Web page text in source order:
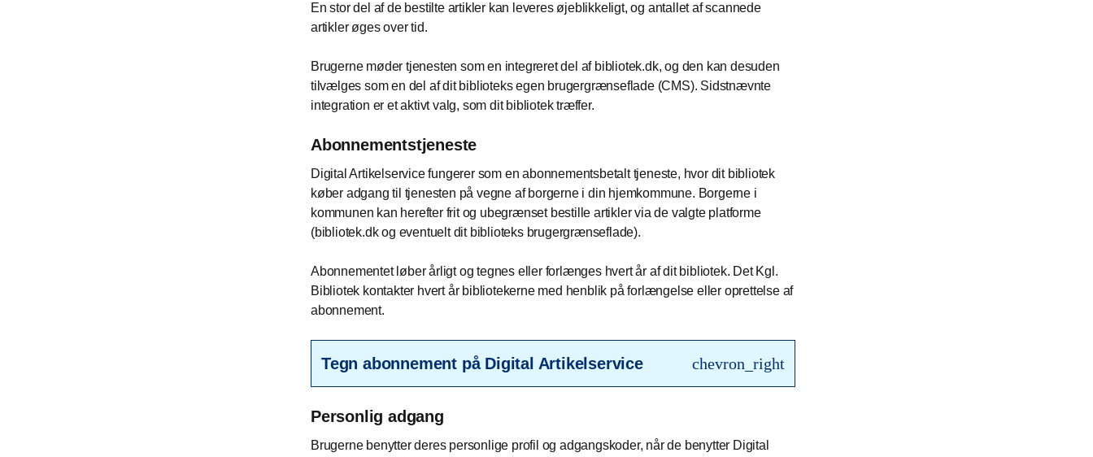
En stor del af de bestilte artikler kan leveres øjeblikkeligt, og antallet af scannede
artikler øges over tid.
Brugerne møder tjenesten som en integreret del af bibliotek.dk, og den kan desuden
tilvælges som en del af dit biblioteks egen brugergrænseflade (CMS). Sidstnævnte
integration er et aktivt valg, som dit bibliotek træffer.
Abonnementstjeneste
Digital Artikelservice fungerer som en abonnementsbetalt tjeneste, hvor dit bibliotek
køber adgang til tjenesten på vegne af borgerne i din hjemkommune. Borgerne i
kommunen kan herefter frit og ubegrænset bestille artikler via de valgte platforme
(bibliotek.dk og eventuelt dit biblioteks brugergrænseflade).
Abonnementet løber årligt og tegnes eller forlænges hvert år af dit bibliotek. Det Kgl.
Bibliotek kontakter hvert år bibliotekerne med henblik på forlængelse eller oprettelse af
abonnement.
chevron_right
Tegn abonnement på Digital Artikelservice
Personlig adgang
Brugerne benytter deres personlige profil og adgangskoder, når de benytter Digital